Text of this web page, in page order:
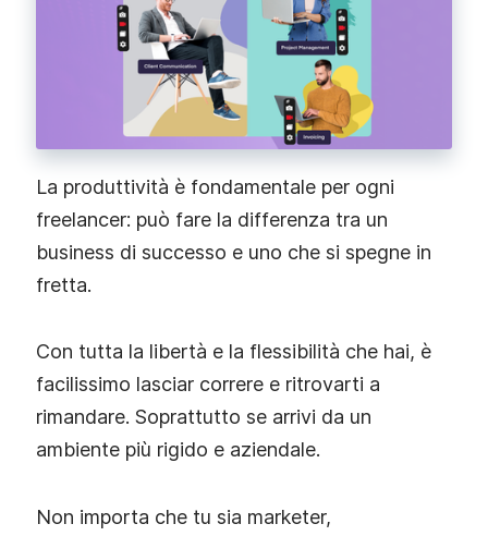
La produttività è fondamentale per ogni
freelancer: può fare la differenza tra un
business di successo e uno che si spegne in
fretta.
Con tutta la libertà e la flessibilità che hai, è
facilissimo lasciar correre e ritrovarti a
rimandare. Soprattutto se arrivi da un
ambiente più rigido e aziendale.
Non importa che tu sia marketer,